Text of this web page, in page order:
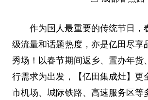
作为国人最重要的传统节日，
级流量和话题热度，亦是亿田尽享
秀场！以春节期间返乡、置办年货
行需求为出发，【亿田集成灶】更
市机场、城际铁路、高速服务区等